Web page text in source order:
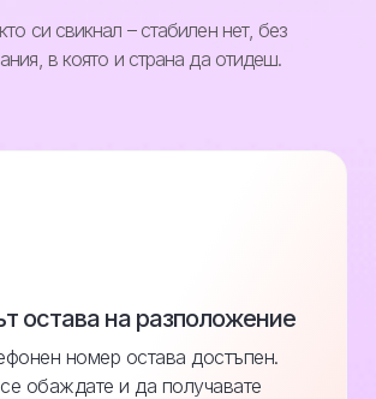
си свикнал – стабилен нет, без
в която и страна да отидеш.
остава на разположение
номер остава достъпен.
обаждате и да получавате